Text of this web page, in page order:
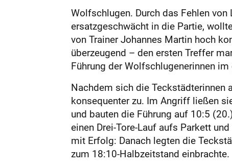
Wolfschlugen. Durch das Fehlen
ersatzgeschwächt in die Partie,
von Trainer Johannes Martin hoch
überzeugend – den ersten Treffer
Führung der Wolfschlugenerinnen
Nachdem sich die
konsequenter zu. Im Angriff ließen
und bauten die Führung auf 10:5
einen Drei-Tore-Lauf aufs Parkett
mit Erfolg: Danach legten die
zum 18:10-Halbzeitstand einbrachte.